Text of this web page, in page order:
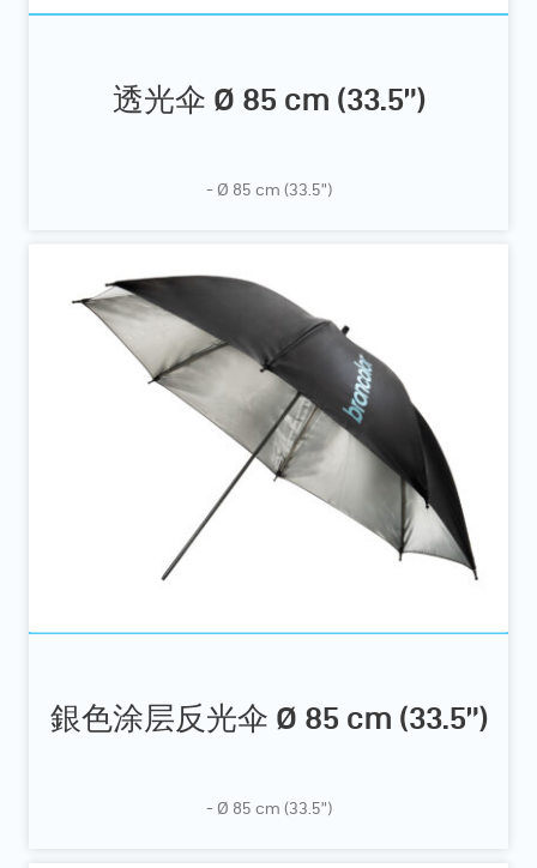
透光伞 Ø 85 cm (33.5”)
- Ø 85 cm (33.5”)
銀色涂层反光伞 Ø 85 cm (33.5”)
- Ø 85 cm (33.5”)